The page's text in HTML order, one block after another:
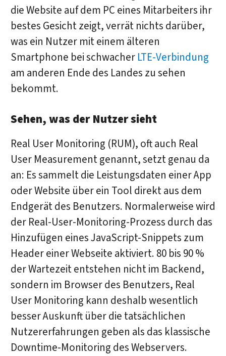
die Website auf dem PC eines Mitarbeiters ihr
bestes Gesicht zeigt, verrät nichts darüber,
was ein Nutzer mit einem älteren
Smartphone bei schwacher LTE-Verbindung
am anderen Ende des Landes zu sehen
bekommt.
Sehen, was der Nutzer sieht
Real User Monitoring (RUM), oft auch Real
User Measurement genannt, setzt genau da
an: Es sammelt die Leistungsdaten einer App
oder Website über ein Tool direkt aus dem
Endgerät des Benutzers. Normalerweise wird
der Real-User-Monitoring-Prozess durch das
Hinzufügen eines JavaScript-Snippets zum
Header einer Webseite aktiviert. 80 bis 90 %
der Wartezeit entstehen nicht im Backend,
sondern im Browser des Benutzers, Real
User Monitoring kann deshalb wesentlich
besser Auskunft über die tatsächlichen
Nutzererfahrungen geben als das klassische
Downtime-Monitoring des Webservers.